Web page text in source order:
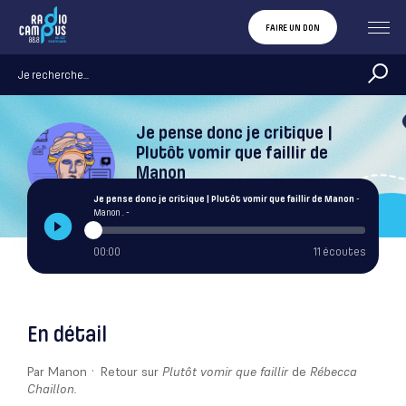
FAIRE UN DON
Je pense donc je critique |
Plutôt vomir que faillir de
Manon
Je pense donc je critique | Plutôt vomir que faillir de Manon -
Manon . -
00:00 11 écoutes
En détail
Par Manon · Retour sur Plutôt vomir que faillirde Rébecca
Chaillon.